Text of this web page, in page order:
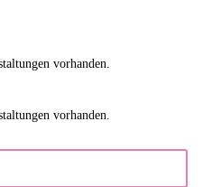
vorhanden.
vorhanden.